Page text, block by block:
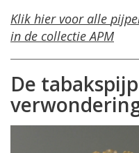
Klik hier voor alle
in de collectie APM
De tabakspijp